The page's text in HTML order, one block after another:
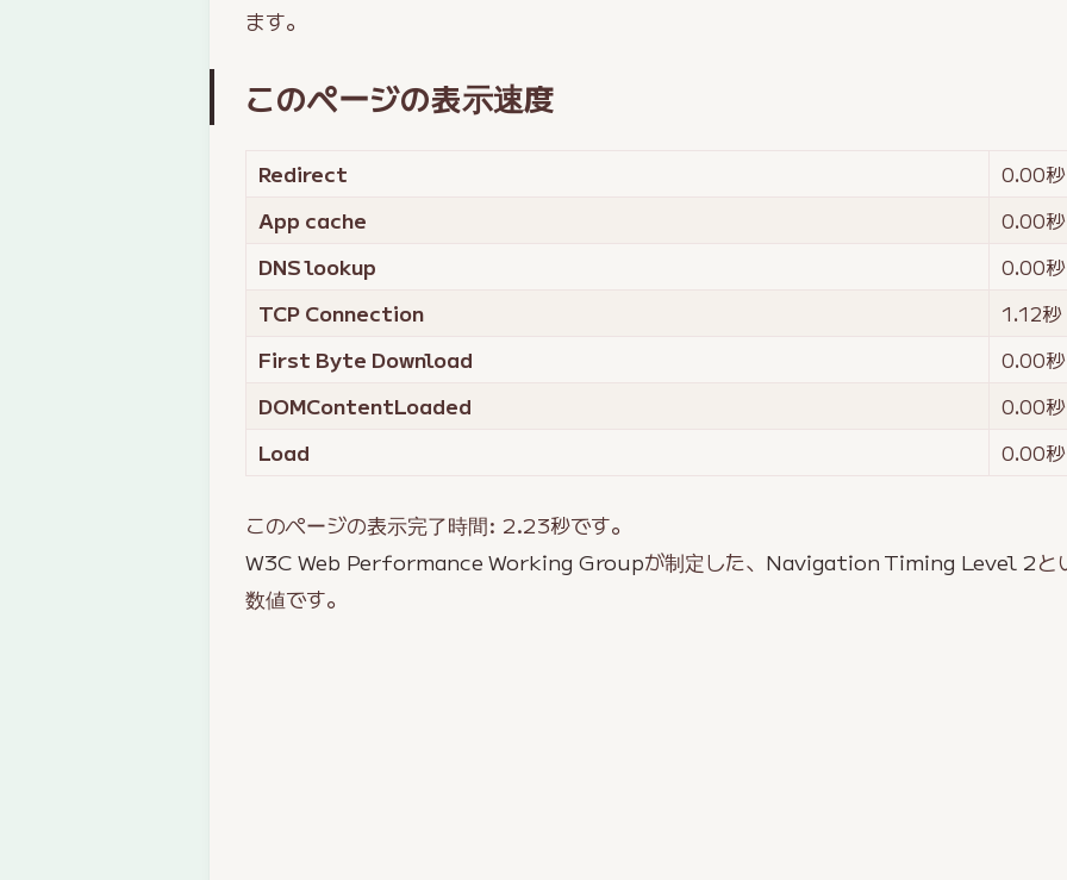
ます。
このページの表示速度
Redirect 0.00秒
App cache
0.00秒
DNS lookup
0.00秒
TCP Connection
1.12秒
First Byte Download
0.00秒
DOMContentLoaded
0.00秒
Load
0.00秒
このページの表示完了時間:2.23秒です。
W3C Web Performance Working Groupが制定した、 Navigation Timing Level 2と
数値です。